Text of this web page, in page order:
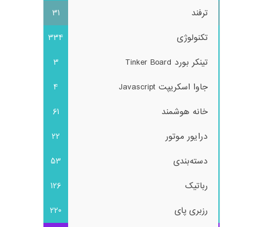
ترفند
31
تکنولوژی
334
تینکر بورد Tinker Board
3
جاوا اسکریپت Javascript
4
خانه هوشمند
61
درایور موتور
22
دسته‌بندی
53
رباتیک
126
رزبری پای
220